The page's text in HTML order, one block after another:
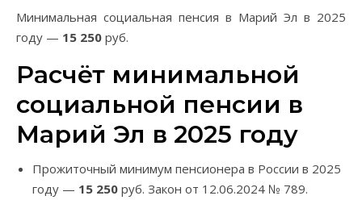
Минимальная социальная пенсия в Марий Эл в 2025
году — 15 250 руб.
Расчёт минимальной
социальной пенсии в
Марий Эл в 2025 году
Прожиточный минимум пенсионера в России в 2025
году — 15 250 руб. Закон от 12.06.2024 № 789.